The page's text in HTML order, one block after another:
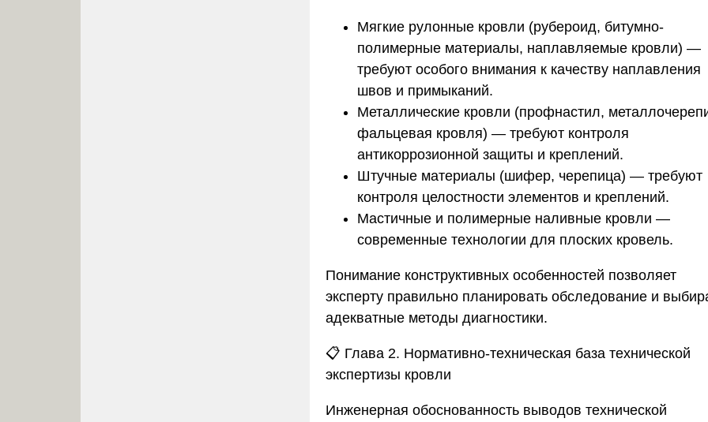
Мягкие рулонные кровли (рубероид, битумно-
полимерные материалы, наплавляемые кровли) —
требуют особого внимания к качеству наплавления
швов и примыканий.
Металлические кровли (профнастил,
фальцевая кровля) — требуют контроля
антикоррозионной защиты и креплений.
Штучные материалы (шифер, черепица) — требуют
контроля целостности элементов и креплений.
Мастичные и полимерные наливные кровли —
современные технологии для плоских кровель.
Понимание конструктивных особенностей позволяет
эксперту правильно планировать обследование и
адекватные методы диагностики.
📋 Глава 2. Нормативно-техническая база технической
экспертизы кровли
Инженерная обоснованность выводов технической